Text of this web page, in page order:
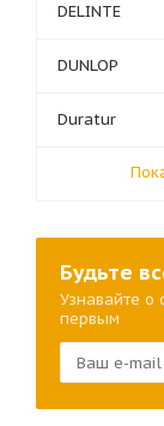
DELINTE
DUNLOP
Duratur
Будьте
Узнавайте о
первым